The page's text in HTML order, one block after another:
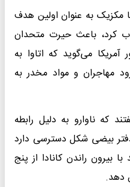
مکزیک به عنوان اولین هدف
کرد، باعث حیرت متحدان
می‌گوید که اتاوا به
مهاجران و مواد مخدر به
که ناوارو به دلیل رابطه
بیضی شکل دسترسی دارد
بیرون راندن کانادا از پنج
دهد.